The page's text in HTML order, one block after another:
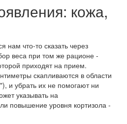
кожа,
нам что-то сказать через
веса при том же рационе -
приходят на прием.
скапливаются в области
и убрать их не помогают ни
указывать на
повышение уровня кортизола -